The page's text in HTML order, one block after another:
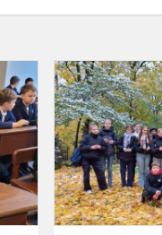
Ketvirtų
klasių
mokiniai
edukaciniame
užsiėmime
„Tarpukario...